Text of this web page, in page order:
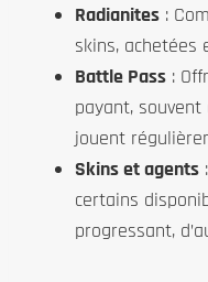
Radianites :
skins, achetées
Battle Pass :
payant,
jouent
Skins et agents
certains
progressant,